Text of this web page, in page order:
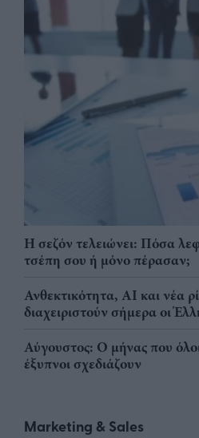
Η σεζόν τελειώνει: Πόσα
τσέπη σου ή μόνο πέρασαν;
Ανθεκτικότητα, AI και νέα
διαχειριστούν σήμερα οι
Αύγουστος: Ο μήνας που
έξυπνοι σχεδιάζουν
Marketing & Sales